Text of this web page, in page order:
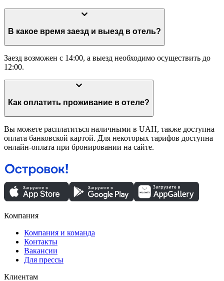
В какое время заезд и выезд в отель?
Заезд возможен с 14:00, а выезд необходимо осуществить до
12:00.
Как оплатить проживание в отеле?
Вы можете расплатиться наличными в UAH, также доступна
оплата банковской картой. Для некоторых тарифов доступна
онлайн-оплата при бронировании на сайте.
Компания
Компания и команда
Контакты
Вакансии
Для прессы
Клиентам